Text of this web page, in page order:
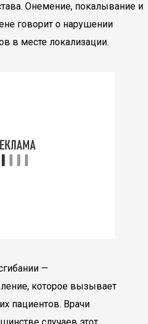
Онемение, покалывание и
говорит о нарушении
в месте локализации.
—
которое вызывает
пациентов. Врачи